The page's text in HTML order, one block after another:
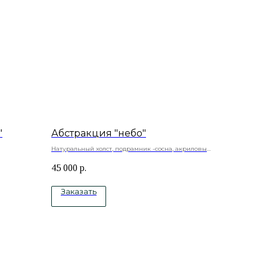
Абстракция "небо"
Натуральный холст, подрамник -сосна, акриловые
45 000 р.
Заказать